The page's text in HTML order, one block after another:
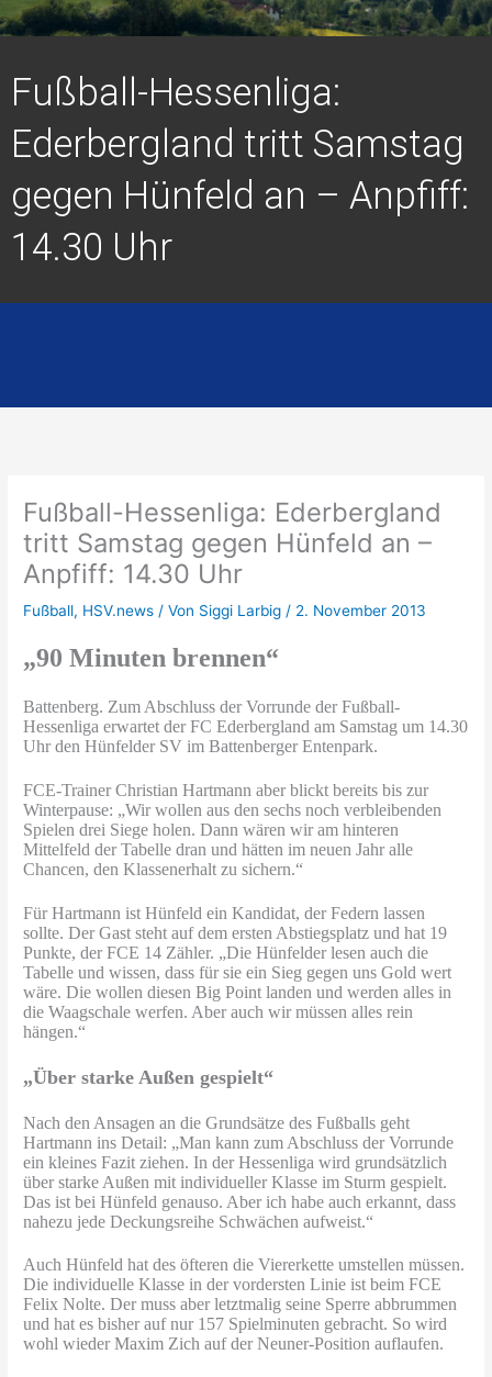
Fußball-Hessenliga:
Ederbergland tritt Samstag
gegen Hünfeld an – Anpfiff:
14.30 Uhr
Fußball-Hessenliga: Ederbergland
tritt Samstag gegen Hünfeld an –
Anpfiff: 14.30 Uhr
Fußball, HSV.news / Von Siggi Larbig/ 2. November 2013
„90 Minuten brennen“
Battenberg. Zum Abschluss der Vorrunde der Fußball-
Hessenliga erwartet der FC Ederbergland am Samstag um 14.30
Uhr den Hünfelder SV im Battenberger Entenpark.
FCE-Trainer Christian Hartmann aber blickt bereits bis zur
Winterpause: „Wir wollen aus den sechs noch verbleibenden
Spielen drei Siege holen. Dann wären wir am hinteren
Mittelfeld der Tabelle dran und hätten im neuen Jahr alle
Chancen, den Klassenerhalt zu sichern.“
Für Hartmann ist Hünfeld ein Kandidat, der Federn lassen
sollte. Der Gast steht auf dem ersten Abstiegsplatz und hat 19
Punkte, der FCE 14 Zähler. „Die Hünfelder lesen auch die
Tabelle und wissen, dass für sie ein Sieg gegen uns Gold wert
wäre. Die wollen diesen Big Point landen und werden alles in
die Waagschale werfen. Aber auch wir müssen alles rein
hängen.“
„Über starke Außen gespielt“
Nach den Ansagen an die Grundsätze des Fußballs geht
Hartmann ins Detail: „Man kann zum Abschluss der Vorrunde
ein kleines Fazit ziehen. In der Hessenliga wird grundsätzlich
über starke Außen mit individueller Klasse im Sturm gespielt.
Das ist bei Hünfeld genauso. Aber ich habe auch erkannt, dass
nahezu jede Deckungsreihe Schwächen aufweist.“
Auch Hünfeld hat des öfteren die Viererkette umstellen müssen.
Die individuelle Klasse in der vordersten Linie ist beim FCE
Felix Nolte. Der muss aber letztmalig seine Sperre abbrummen
und hat es bisher auf nur 157 Spielminuten gebracht. So wird
wohl wieder Maxim Zich auf der Neuner-Position auflaufen.